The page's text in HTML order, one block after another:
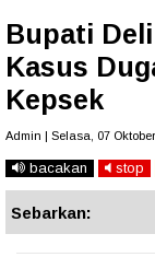
Bupati
Kasus
Kepsek
Admin | Selasa, 07
bacakan stop
Sebarkan: